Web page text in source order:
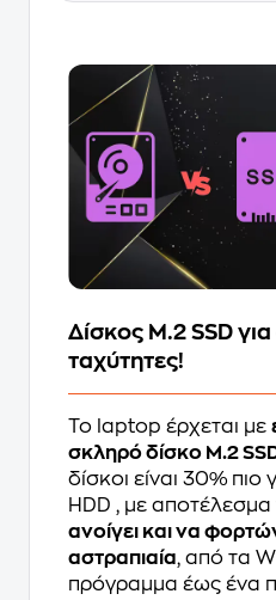
Δίσκος M.2 SSD
ταχύτητες!
Το laptop έρχεται με
σκληρό δίσκο M.2
δίσκοι είναι 30%
HDD , με αποτέλεσμα
ανοίγει και να
αστραπιαία, από τα
πρόγραμμα έως ένα